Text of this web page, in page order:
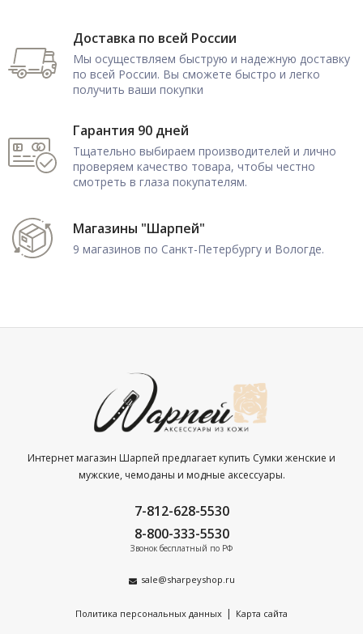
Доставка по всей России
Мы осуществляем быструю и надежную доставку
по всей России. Вы сможете быстро и легко
получить ваши покупки
Гарантия 90 дней
Тщательно выбираем производителей и лично
проверяем качество товара, чтобы честно
смотреть в глаза покупателям.
Магазины "Шарпей"
9 магазинов по Санкт-Петербургу и Вологде.
Интернет магазин Шарпей предлагает купить Сумки женские и
мужские, чемоданы и модные аксессуары.
7-812-628-5530
8-800-333-5530
Звонок бесплатный по РФ
sale@sharpeyshop.ru
Политика персональных данных | Карта сайта